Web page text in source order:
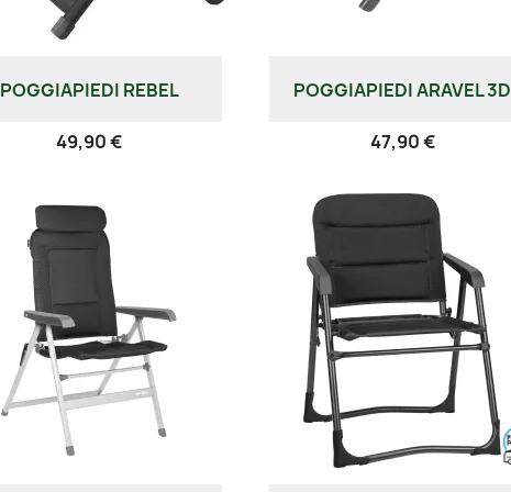
POGGIAPIEDI REBEL
49,90 €
POGGIAPIEDI ARAVEL 3D
47,90 €